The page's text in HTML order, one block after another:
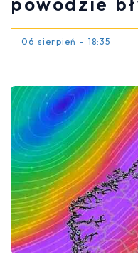
06 sierpień - 18:35